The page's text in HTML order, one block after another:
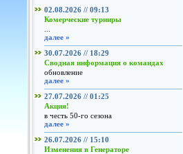
02.08.2026 // 09:13
Комерческие турниры
далее »
30.07.2026 // 18:29
Сводная информация о командах
обновление
далее »
27.07.2026 // 01:25
Акция!
в честь 50-го сезона
далее »
26.07.2026 // 15:10
Изменения в Генераторе